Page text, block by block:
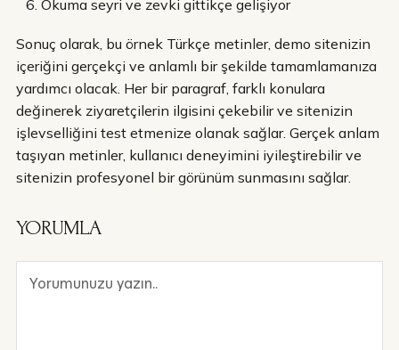
Okuma seyri ve zevki gittikçe gelişiyor
Sonuç olarak, bu örnek Türkçe metinler, demo sitenizin
içeriğini gerçekçi ve anlamlı bir şekilde tamamlamanıza
yardımcı olacak. Her bir paragraf, farklı konulara
değinerek ziyaretçilerin ilgisini çekebilir ve sitenizin
işlevselliğini test etmenize olanak sağlar. Gerçek anlam
taşıyan metinler, kullanıcı deneyimini iyileştirebilir ve
sitenizin profesyonel bir görünüm sunmasını sağlar.
YORUMLA